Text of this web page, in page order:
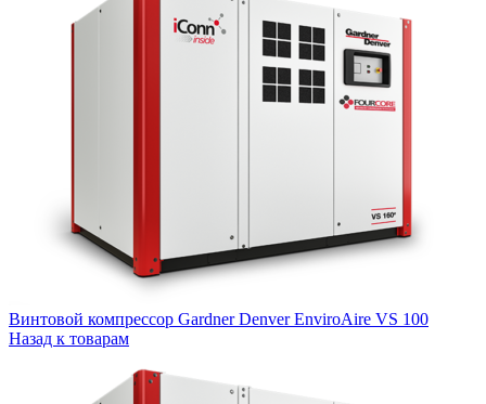
Винтовой компрессор Gardner Denver EnviroAire VS 100
Назад к товарам